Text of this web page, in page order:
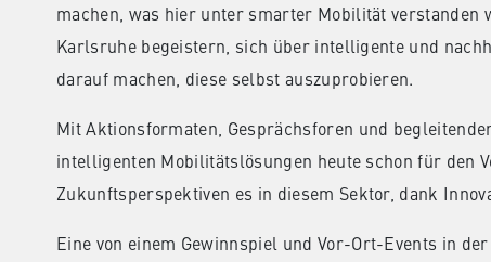
machen, was hier unter smarter Mobilität
Karlsruhe begeistern, sich über intelligente und
darauf machen, diese selbst auszuprobieren.
Mit Aktionsformaten, Gesprächsforen und
intelligenten Mobilitätslösungen heute schon für den
Zukunftsperspektiven es in diesem Sektor, dank
Eine von einem Gewinnspiel und Vor-Ort-Events in